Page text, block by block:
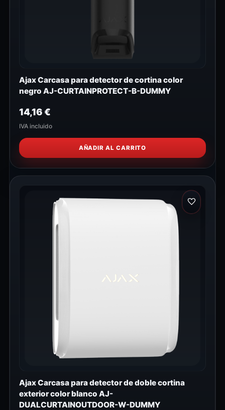
Ajax Carcasa para detector de cortina color
negro AJ-CURTAINPROTECT-B-DUMMY
14,16€
IVA incluido
AÑADIR AL CARRITO
Ajax Carcasa para detector de doble cortina
exterior color blanco AJ-
DUALCURTAINOUTDOOR-W-DUMMY